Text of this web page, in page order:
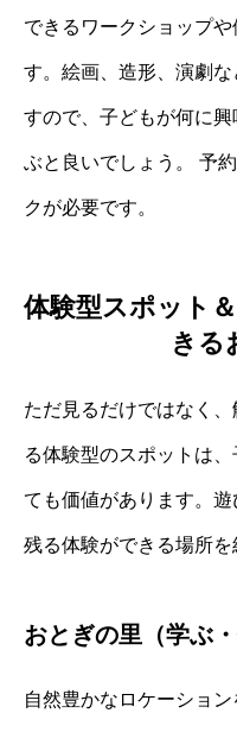
できるワークショップ
す。絵画、造形、演劇
すので、子どもが何に
ぶと良いでしょう。 予
クが必要です。
体験型スポット
きる
ただ見るだけではなく
る体験型のスポットは
ても価値があります。
残る体験ができる場所を
おとぎの里（学ぶ・
自然豊かなロケーショ